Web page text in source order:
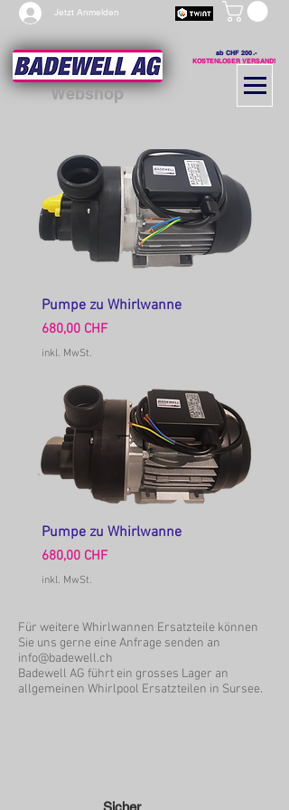
Jetzt Anmelden
Webshop
ab CHF 200.-
KOSTENLOSER VERSAND!
Pumpe zu Whirlwanne
Preis
680,00 CHF
inkl. MwSt.
Pumpe zu Whirlwanne
Preis
680,00 CHF
inkl. MwSt.
Für weitere Whirlwannen Ersatzteile können
Sie uns gerne eine Anfrage senden an
info@badewell.ch
Badewell AG führt ein grosses Lager an
allgemeinen Whirlpool Ersatzteilen in Sursee.
Sicher